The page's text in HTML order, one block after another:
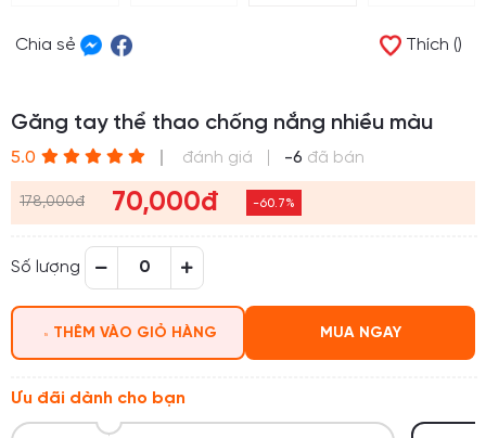
Chia sẻ Thích ()
Găng tay thể thao chống nắng nhiều màu
5.0 (*)(*) (*) (*) (*) đánh giá -6 đã bán
178,000đ 70,000đ -60.7%
Số lượng
THÊM VÀO GIỎ HÀNG MUA NGAY
Ưu đãi dành cho bạn